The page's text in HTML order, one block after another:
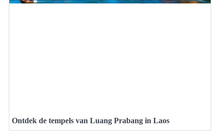
Ontdek de tempels van Luang Prabang in Laos